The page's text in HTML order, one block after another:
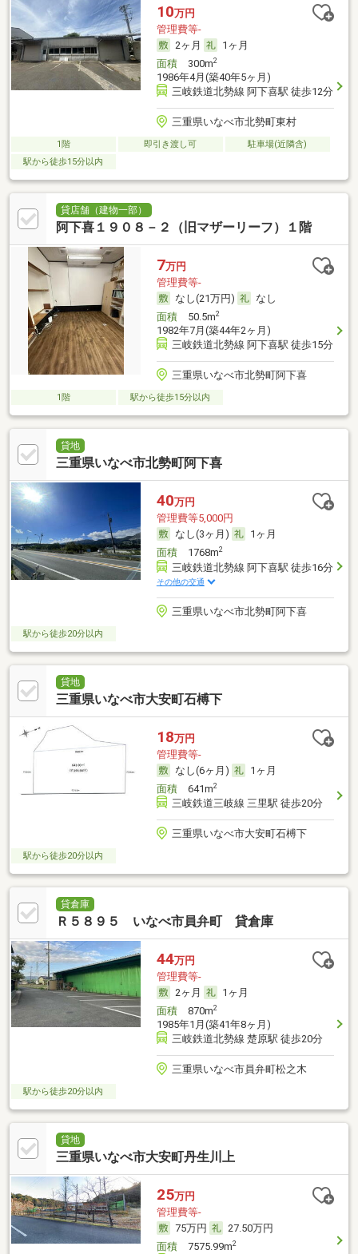
10万円
管理費等-
2ヶ月
1ヶ月
面積300m2
1986年4月(築40年5ヶ月)
三岐鉄道北勢線 阿下喜駅 徒歩12分
三重県いなべ市北勢町東村
1階 即引き渡し可
駐車場(近隣含)
駅から徒歩15分以内
貸店舗（建物一部）
阿下喜１９０８－２（旧マザーリーフ）１階
7万円
管理費等-
なし(21万円)
なし
面積50.5m2
1982年7月(築44年2ヶ月)
三岐鉄道北勢線 阿下喜駅 徒歩15分
三重県いなべ市北勢町阿下喜
1階 駅から徒歩15分以内
貸地
三重県いなべ市北勢町阿下喜
40万円
管理費等5,000円
なし(3ヶ月)
1ヶ月
面積1768m2
三岐鉄道北勢線 阿下喜駅 徒歩16分
その他の交通
三重県いなべ市北勢町阿下喜
駅から徒歩20分以内
貸地
三重県いなべ市大安町石榑下
18万円
管理費等-
なし(6ヶ月)
1ヶ月
面積641m2
三岐鉄道三岐線 三里駅 徒歩20分
三重県いなべ市大安町石榑下
駅から徒歩20分以内
貸倉庫
Ｒ５８９５ いなべ市員弁町 貸倉庫
44万円
管理費等-
2ヶ月
1ヶ月
面積870m2
1985年1月(築41年8ヶ月)
三岐鉄道北勢線 楚原駅 徒歩20分
三重県いなべ市員弁町松之木
駅から徒歩20分以内
貸地
三重県いなべ市大安町丹生川上
25万円
管理費等-
75万円
27.50万円
面積7575.99m2